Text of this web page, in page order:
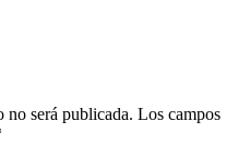
no será publicada. Los campos